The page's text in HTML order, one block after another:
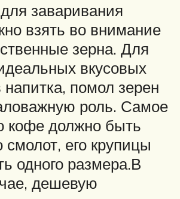
заваривания
взять во внимание
зерна. Для
вкусовых
помол зерен
роль. Самое
кофе должно быть
его крупицы
одного размера.В
дешевую